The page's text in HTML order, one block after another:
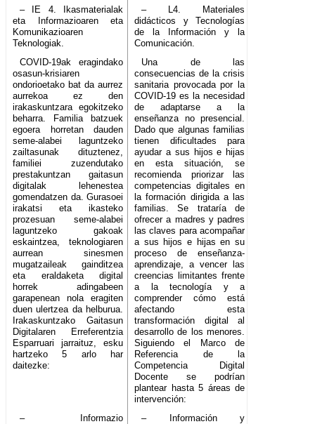
– IE 4. Ikasmaterialak
eta Informazioaren eta
Komunikazioaren
Teknologiak.
– L4. Materiales
didácticos y Tecnologías
de la Información y la
Comunicación.
COVID-19ak eragindako
osasun-krisiaren
ondorioetako bat da aurrez
aurrekoa ez den
irakaskuntzara egokitzeko
beharra. Familia batzuek
egoera horretan dauden
seme-alabei laguntzeko
zailtasunak dituztenez,
familiei zuzendutako
prestakuntzan gaitasun
digitalak lehenestea
gomendatzen da. Gurasoei
irakatsi eta ikasteko
prozesuan seme-alabei
laguntzeko gakoak
eskaintzea, teknologiaren
aurrean sinesmen
mugatzaileak gainditzea
eta eraldaketa digital
horrek adingabeen
garapenean nola eragiten
duen ulertzea da helburua.
Irakaskuntzako Gaitasun
Digitalaren Erreferentzia
Esparruari jarraituz, esku
hartzeko 5 arlo har
daitezke:
Una de las
consecuencias de la crisis
sanitaria provocada por la
COVID-19 es la necesidad
de adaptarse a la
enseñanza no presencial.
Dado que algunas familias
tienen dificultades para
ayudar a sus hijos e hijas
en esta situación, se
recomienda priorizar las
competencias digitales en
la formación dirigida a las
familias. Se trataría de
ofrecer a madres y padres
las claves para acompañar
a sus hijos e hijas en su
proceso de enseñanza-
aprendizaje, a vencer las
creencias limitantes frente
a la tecnología y a
comprender cómo está
afectando esta
transformación digital al
desarrollo de los menores.
Siguiendo el Marco de
Referencia de la
Competencia Digital
Docente
se podrían
plantear hasta 5 áreas de
intervención:
– Informazio
– Información y